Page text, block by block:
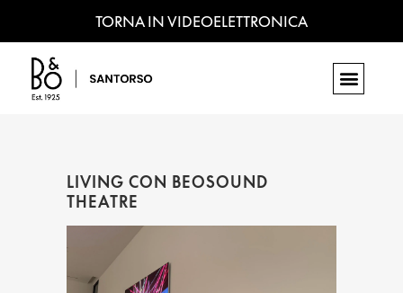
TORNA IN VIDEOELETTRONICA
LIVING CON BEOSOUND
THEATRE